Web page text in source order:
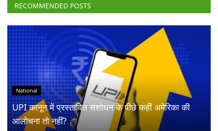
RECOMMENDED POSTS
National
UPI कानून में प्रस्तावित संशोधन के पीछे कहीं अमेरिका की
आलोचना तो नहीं?